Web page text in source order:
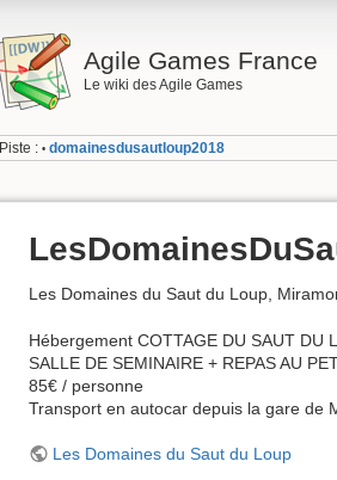
Agile Games France
Le wiki des Agile Games
Piste : • domainesdusautloup2018
Les Domaines du Saut du Loup,
Hébergement COTTAGE DU SAUT DU
SALLE DE SEMINAIRE + REPAS AU
85€ / personne
Transport en autocar depuis la gare de
Les Domaines du Saut du Loup